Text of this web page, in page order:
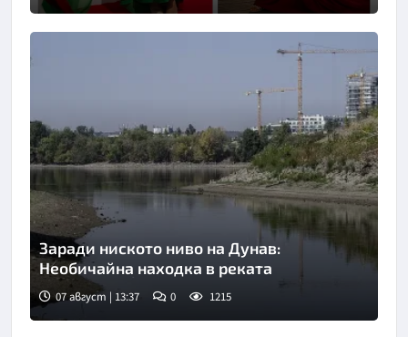
Снимка: БГНЕС
Заради ниското ниво на Дунав:
Необичайна находка в реката
07 август | 13:37 0 1215